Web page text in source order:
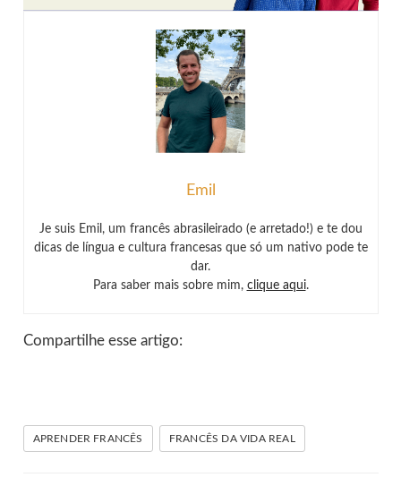
Emil
Je suis Emil, um francês abrasileirado (e arretado!) e te dou
dicas de língua e cultura francesas que só um nativo pode te
dar.
Para saber mais sobre mim, clique aqui.
Compartilhe esse artigo:
APRENDER FRANCÊS FRANCÊS DA VIDA REAL